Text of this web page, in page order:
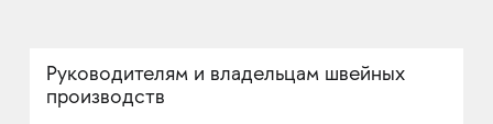
Руководителям и владельцам швейных
производств